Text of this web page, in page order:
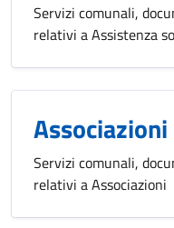
Servizi comunali,
relativi a Assistenza
Associazioni
Servizi comunali,
relativi a Associazioni